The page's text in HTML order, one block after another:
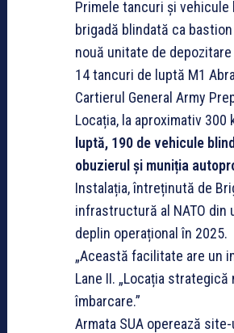
Primele tancuri și vehicule
brigadă blindată ca
nouă unitate de
14 tancuri de luptă M1
Cartierul General Army
Locația, la aproximativ 300
luptă, 190 de vehicule
obuzierul și muniția
Instalația, întreținută de
infrastructură al NATO din
deplin operațional în 2025.
„Această facilitate are un
Lane II. „Locația
îmbarcare.”
Armata SUA operează